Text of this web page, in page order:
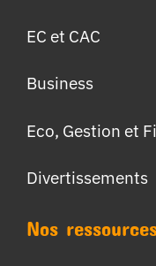
EC et CAC
Business
Eco, Gestion et
Divertissements
Nos